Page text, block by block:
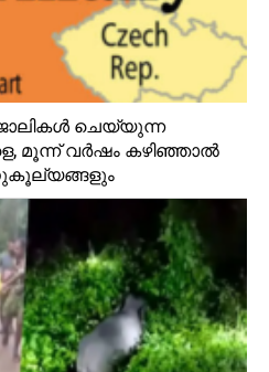
ചെയ്യുന്ന
മൂന്ന് വർഷം കഴിഞ്ഞാൽ